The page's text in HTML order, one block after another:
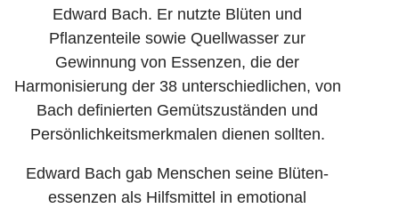
Edward Bach. Er nutzte Blüten und
Pflanzenteile sowie Quellwasser zur
Gewinnung von Essenzen, die der
Harmonisierung der 38 unterschiedlichen, von
Bach definierten Gemüts­zuständen und
Persönlichkeits­merkmalen dienen sollten.
Edward Bach gab Menschen seine Blüten­
essenzen als Hilfsmittel in emotional